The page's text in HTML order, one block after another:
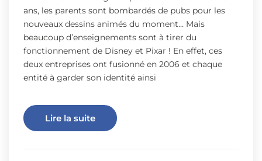
ans, les parents sont bombardés de pubs pour les
nouveaux dessins animés du moment… Mais
beaucoup d’enseignements sont à tirer du
fonctionnement de Disney et Pixar ! En effet, ces
deux entreprises ont fusionné en 2006 et chaque
entité à garder son identité ainsi
Lire la suite